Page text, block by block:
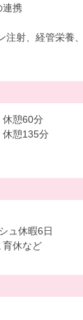
連携
注射、経管栄養
憩60分
憩135分
ュ休暇6日
育休など